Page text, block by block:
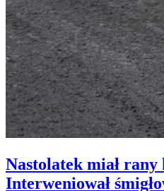
Nastolatek miał rany
Interweniował